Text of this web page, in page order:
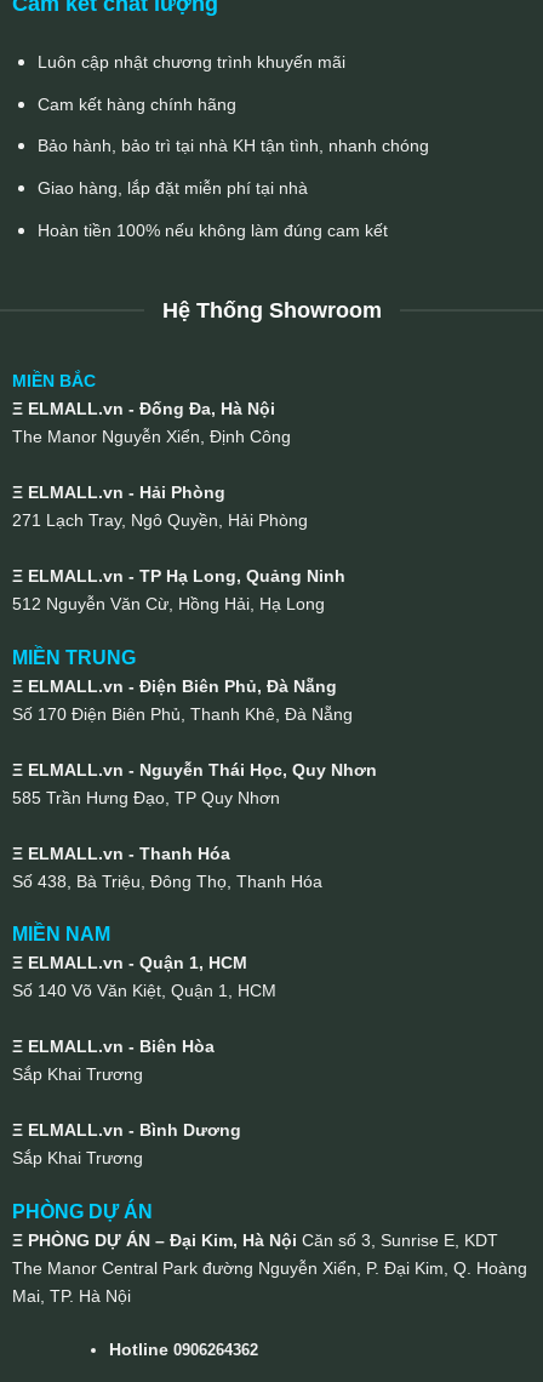
Luôn cập nhật chương trình khuyến mãi
Cam kết hàng chính hãng
Bảo hành, bảo trì tại nhà KH tận tình, nhanh chóng
Giao hàng, lắp đặt miễn phí tại nhà
Hoàn tiền 100% nếu không làm đúng cam kết
Hệ Thống Showroom
MIỀN BẮC
Ξ ELMALL.vn - Đống Đa, Hà Nội
The Manor Nguyễn Xiển, Định Công
Ξ ELMALL.vn - Hải Phòng
271 Lạch Tray, Ngô Quyền, Hải Phòng
Ξ ELMALL.vn - TP Hạ Long, Quảng Ninh
512 Nguyễn Văn Cừ, Hồng Hải, Hạ Long
MIỀN TRUNG
Ξ ELMALL.vn - Điện Biên Phủ, Đà Nẵng
Số 170 Điện Biên Phủ, Thanh Khê, Đà Nẵng
Ξ ELMALL.vn - Nguyễn Thái Học, Quy Nhơn
585 Trần Hưng Đạo, TP Quy Nhơn
Ξ ELMALL.vn - Thanh Hóa
Số 438, Bà Triệu, Đông Thọ, Thanh Hóa
MIỀN NAM
Ξ ELMALL.vn - Quận 1, HCM
Số 140 Võ Văn Kiệt, Quận 1, HCM
Ξ ELMALL.vn - Biên Hòa
Sắp Khai Trương
Ξ ELMALL.vn - Bình Dương
Sắp Khai Trương
PHÒNG DỰ ÁN
Ξ PHÒNG DỰ ÁN – Đại Kim, Hà Nội Căn số 3, Sunrise E, KDT
The Manor Central Park đường Nguyễn Xiển, P. Đại Kim, Q. Hoàng
Mai, TP. Hà Nội
Hotline0906264362